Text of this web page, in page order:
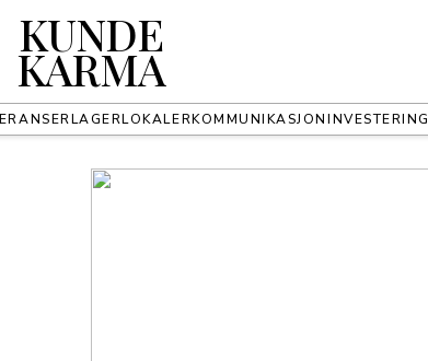
KUNDE
KARMA
LAGERLOKALERKOMMUNIKASJONINVESTERING